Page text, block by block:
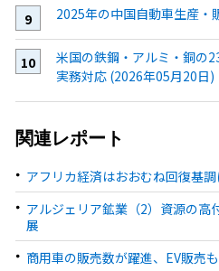
2025年の中国自動車生産・
米国の鉄鋼・アルミ・銅の
実務対応 (2026年05月20日)
関連レポート
アフリカ経済はおおむね回復基調
アルジェリア鉱業（2）資源の高
展
商用車の販売数が躍進、EV販売も